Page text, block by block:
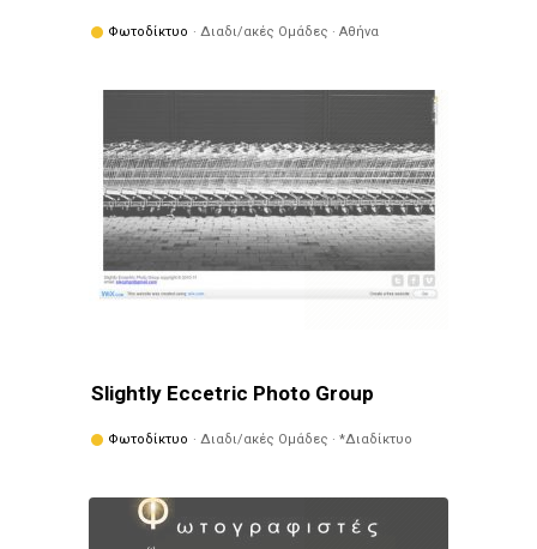
Φωτοδίκτυο · Διαδι/ακές Ομάδες · Αθήνα
Slightly Eccetric Photo Group
Φωτοδίκτυο · Διαδι/ακές Ομάδες · *Διαδίκτυο